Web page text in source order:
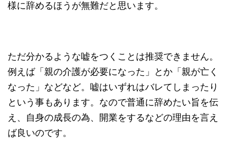
様に辞めるほうが無難だと思います。
ただ分かるような嘘をつくことは推奨できません。
例えば「親の介護が必要になった」とか「親が亡く
なった」などなど。嘘はいずれはバレてしまったり
という事もあります。なので普通に辞めたい旨を伝
え、自身の成長の為、開業をするなどの理由を言え
ば良いのです。